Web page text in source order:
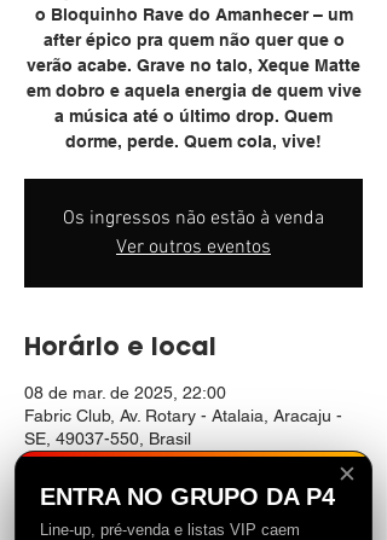
o Bloquinho Rave do Amanhecer – um
after épico pra quem não quer que o
verão acabe. Grave no talo, Xeque Matte
em dobro e aquela energia de quem vive
a música até o último drop. Quem
dorme, perde. Quem cola, vive!
Os ingressos não estão à venda
Ver outros eventos
Horário e local
08 de mar. de 2025, 22:00
Fabric Club, Av. Rotary - Atalaia, Aracaju -
SE, 49037-550, Brasil
✕
ENTRA NO GRUPO DA P4
Line-up, pré-venda e listas VIP caem